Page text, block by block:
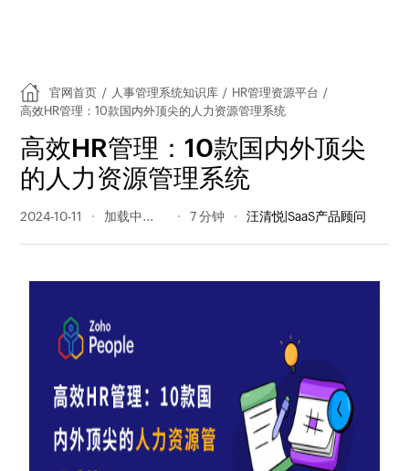
官网首页 / 人事管理系统知识库 / HR管理资源平台 /
高效HR管理：10款国内外顶尖的人力资源管理系统
高效HR管理：10款国内外顶尖
的人力资源管理系统
2024-10-11 652 阅读量 7 分钟 汪清悦|SaaS产品顾问